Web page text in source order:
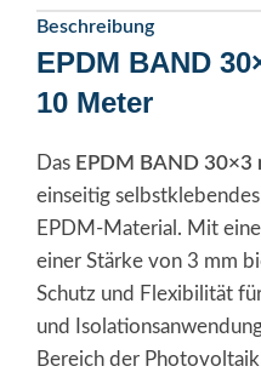
Beschreibung
EPDM BAND
10 Meter
Das EPDM BAND 30×3
einseitig
EPDM-Material. Mit
einer Stärke von 3 mm
Schutz und Flexibilität
und
Bereich der